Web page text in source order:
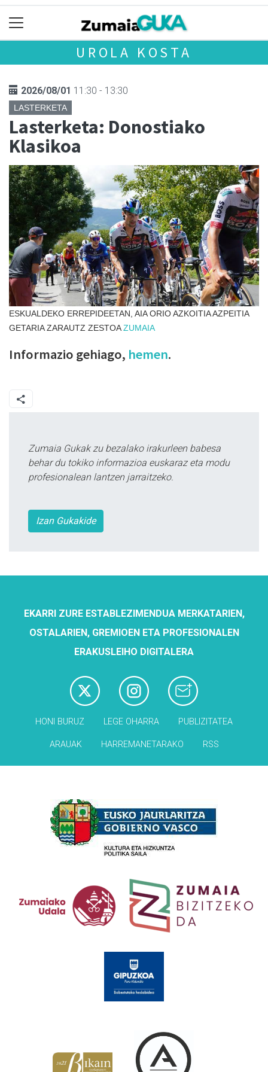
UROLA KOSTA
2026/08/01 11:30 - 13:30
LASTERKETA
Lasterketa: Donostiako
Klasikoa
ESKUALDEKO ERREPIDEETAN, AIA ORIO AZKOITIA AZPEITIA
GETARIA ZARAUTZ ZESTOAZUMAIA
Informazio gehiago, hemen.
Zumaia Gukak zu bezalako irakurleen babesa
behar du tokiko informazioa euskaraz eta modu
profesionalean lantzen jarraitzeko.
Izan Gukakide
EKARRI ZURE ESTABLEZIMENDUA MERKATARIEN,
OSTALARIEN, GREMIOEN ETA PROFESIONALEN
ERAKUSLEIHO DIGITALERA
HONI BURUZ LEGE OHARRA PUBLIZITATEA
ARAUAK HARREMANETARAKO RSS